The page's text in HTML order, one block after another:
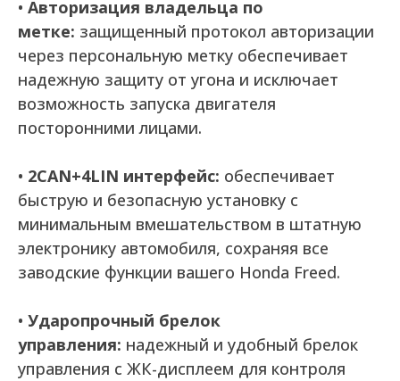
• Авторизация владельца по
метке: защищенный протокол авторизации
через персональную метку обеспечивает
надежную защиту от угона и исключает
возможность запуска двигателя
посторонними лицами.
• 2CAN+4LIN интерфейс: обеспечивает
быструю и безопасную установку с
минимальным вмешательством в штатную
электронику автомобиля, сохраняя все
заводские функции вашего Honda Freed.
• Ударопрочный брелок
управления: надежный и удобный брелок
управления с ЖК-дисплеем для контроля